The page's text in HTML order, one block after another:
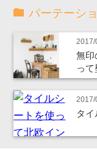
パーテーシ
2017/
無印
っ
2017/
タ